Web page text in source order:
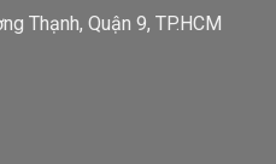
Thạnh, Quận 9, TP.HCM